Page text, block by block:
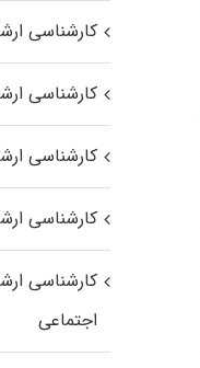
کارشناسی
کارشناسی
کارشناسی
کارشناسی
کارشناسی
اجتماعی